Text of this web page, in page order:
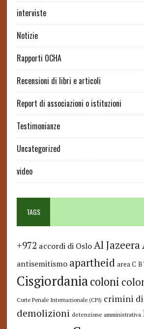
interviste
Notizie
Rapporti OCHA
Recensioni di libri e articoli
Report di associazioni o istituzioni
Testimonianze
Uncategorized
video
TAGS
+972 accordi di Oslo Al Jazeera
antisemitismo apartheid area C
Cisgiordaniacoloni
Corte Penale Internazionale (CPI) crimini
demolizioni detenzione amministrativa